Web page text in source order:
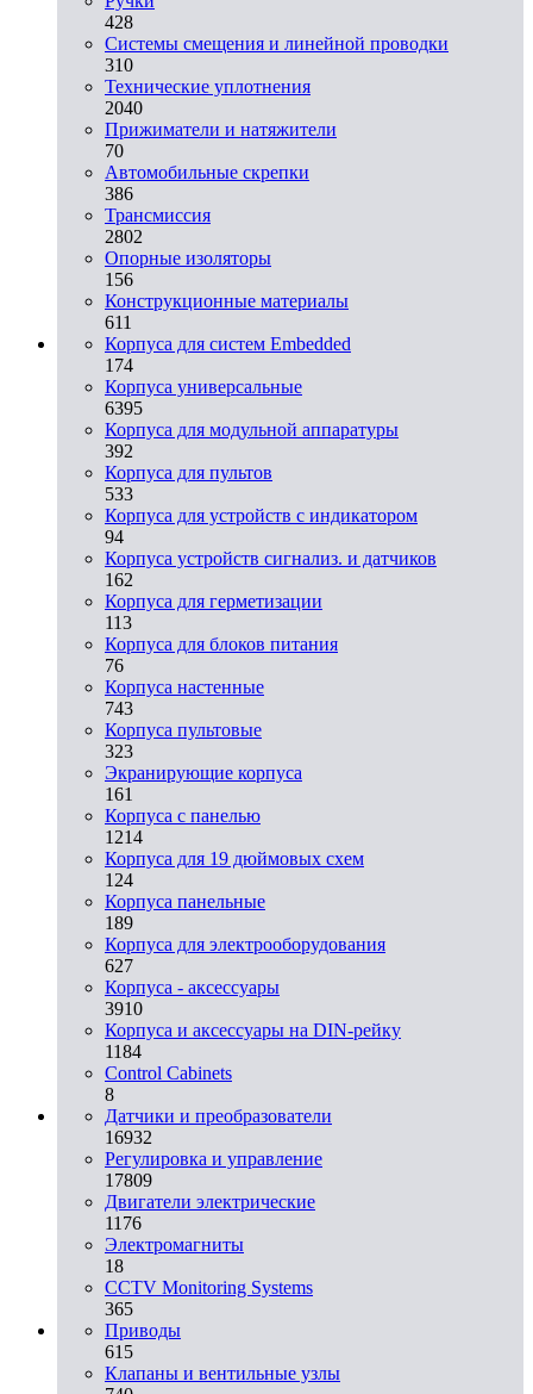
428
Системы смещения и линейной проводки
310
Технические уплотнения
2040
Прижиматели и натяжители
70
Автомобильные скрепки
386
Трансмиссия
2802
Опорные изоляторы
156
Конструкционные материалы
611
Корпуса для систем Embedded
174
Корпуса универсальные
6395
Корпуса для модульной аппаратуры
392
Корпуса для пультов
533
Корпуса для устройств с индикатором
94
Корпуса устройств сигнализ. и датчиков
162
Корпуса для герметизации
113
Корпуса для блоков питания
76
Корпуса настенные
743
Корпуса пультовые
323
Экранирующие корпуса
161
Корпуса с панелью
1214
Корпуса для 19 дюймовых схем
124
Корпуса панельные
189
Корпуса для электрооборудования
627
Корпуса - аксессуары
3910
Корпуса и аксессуары на DIN-рейку
1184
Control Cabinets
8
Датчики и преобразователи
16932
Регулировка и управление
17809
Двигатели электрические
1176
Электромагниты
18
CCTV Monitoring Systems
365
Приводы
615
Клапаны и вентильные узлы